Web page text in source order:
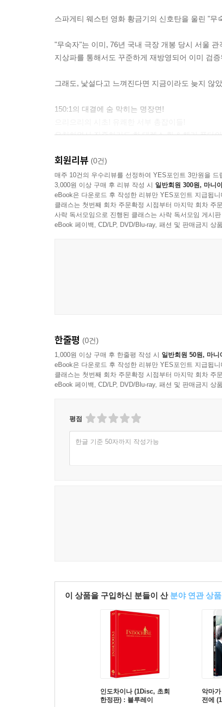
스파게티 웨스턴 영화 황금기의 신호탄을 울린 "
"무숙자"는 이미, 76년 국내 극장 개봉 당시 서울
지상파를 통해서도 꾸준하게 재방영되어 이미 검
그래도, 낯설다고 느껴진다면 지금이라도 늦지 않
150:1의 대결에 숨 막히는 명장면!
유치하면서 진중하기도 한 테렌스 힐 & 헨리 폰다
차세대 매체인 블루레이 화질로 그때 그 감동을
"무숙자"를 기억한다면 혹은 처음 들어보는 생소한
최근 국내 개봉되어 500만 명에 육박하는 흥행을
"군도:민란의 시대"는 "김치 웨스턴"이라는 신장르
회원리뷰 (0건)
매주 10건의 우수리뷰를 선정하여 YES포인트 3만원을 드
3,000원 이상 구매 후 리뷰 작성 시 일반회원 300원, 마니
eBook은 다운로드 후 작성한 리뷰만 YES포인트 지급됩니
클래스는 첫번째 회차 주문확정 시점부터 마지막 회차 주
사락 독서모임으로 진행된 클래스는 사락 독서모임 게시
eBook 페이백, CD/LP, DVD/Blu-ray, 패션 및 판매금지 상
한줄평 (0건)
1,000원 이상 구매 후 한줄평 작성 시 일반회원 50원, 마니
eBook은 다운로드 후 작성한 리뷰만 YES포인트 지급됩니
클래스는 첫번째 회차 주문확정 시점부터 마지막 회차 주
eBook 페이백, CD/LP, DVD/Blu-ray, 패션 및 판매금지 상
평점
한글 기준 50자까지 작성가능
이 상품을 구입하신 분들이 산 분야 연관 상품
인도차이나 (1Disc, 초회
한정판) : 블루레이
악마
전에